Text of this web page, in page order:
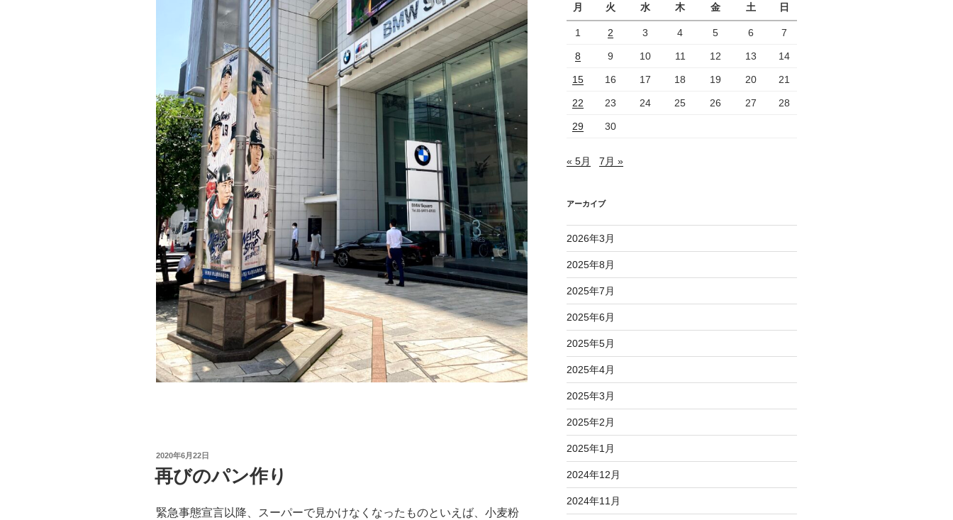
投
稿
日:
2020年6月22日
再びのパン作り
緊急事態宣言以降、スーパーで見かけなくなったものといえば、小麦粉
月
火 水 木 金 土 日
1 2 3 4 5 6 7
8 9 10 11 12 13 14
15 16 17 18 19 20 21
22 23 24 25 26 27 28
29 30
« 5月 7月 »
アーカイブ
2026年3月
2025年8月
2025年7月
2025年6月
2025年5月
2025年4月
2025年3月
2025年2月
2025年1月
2024年12月
2024年11月